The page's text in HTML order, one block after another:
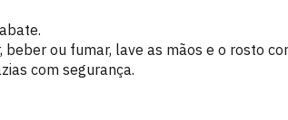
beber ou fumar, lave as mãos e o rosto
com segurança.